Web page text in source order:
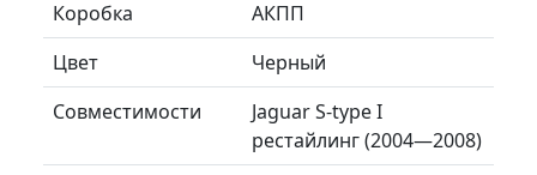
Коробка
АКПП
Цвет
Черный
Совместимости
Jaguar S-type I
рестайлинг (2004—2008)